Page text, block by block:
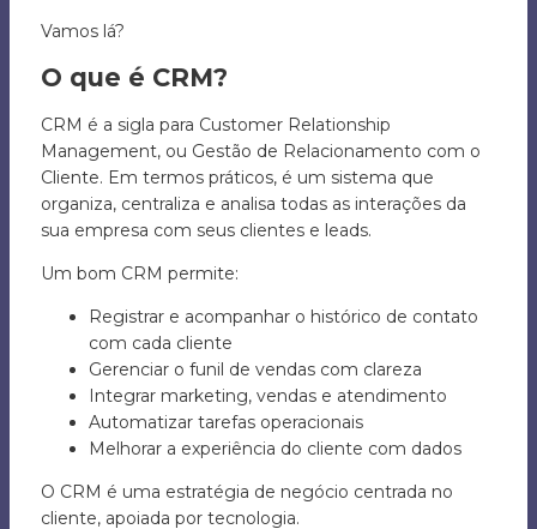
Vamos lá?
O que é CRM?
CRM é a sigla para Customer Relationship
Management, ou Gestão de Relacionamento com o
Cliente. Em termos práticos, é um sistema que
organiza, centraliza e analisa todas as interações da
sua empresa com seus clientes e leads.
Um bom CRM permite:
Registrar e acompanhar o histórico de contato
com cada cliente
Gerenciar o funil de vendas com clareza
Integrar marketing, vendas e atendimento
Automatizar tarefas operacionais
Melhorar a experiência do cliente com dados
O CRM é uma estratégia de negócio centrada no
cliente, apoiada por tecnologia.